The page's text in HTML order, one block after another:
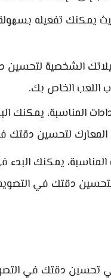
يمكنك تفعيله
الشخصية لتحسين
اللعب الخاص بك.
المناسبة، يمكنك
المعارك لتحسين دقتك
يمكنك البدء
لتحسين دقتك في
تحسين دقتك في